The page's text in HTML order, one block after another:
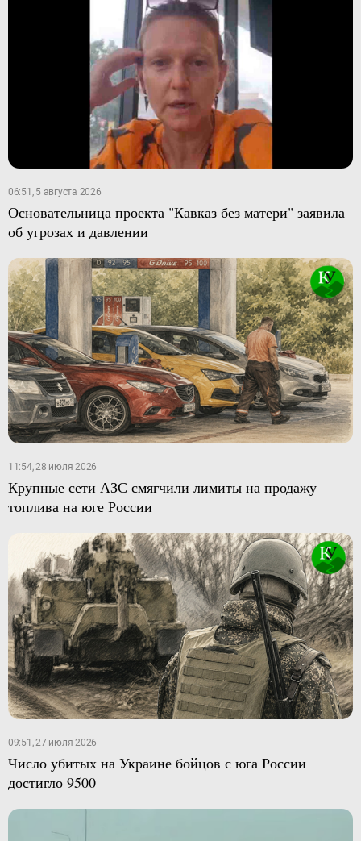
06:51, 5 августа 2026
Основательница проекта "Кавказ без матери" заявила
об угрозах и давлении
11:54, 28 июля 2026
Крупные сети АЗС смягчили лимиты на продажу
топлива на юге России
09:51, 27 июля 2026
Число убитых на Украине бойцов с юга России
достигло 9500